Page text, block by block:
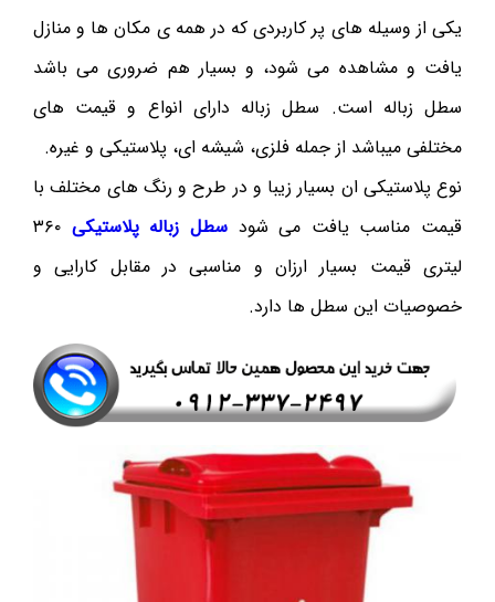
یکی از وسیله های پر کاربردی که در همه ی مکان ها و منازل
یافت و مشاهده می شود، و بسیار هم ضروری می باشد
سطل زباله است. سطل زباله دارای انواع و قیمت های
مختلفی میباشد از جمله فلزی، شیشه ای، پلاستیکی و غیره.
نوع پلاستیکی ان بسیار زیبا و در طرح و رنگ های مختلف با
قیمت مناسب یافت می شودسطل زباله پلاستیکی ۳۶۰
لیتری قیمت بسیار ارزان و مناسبی در مقابل کارایی و
خصوصیات این سطل ها دارد.